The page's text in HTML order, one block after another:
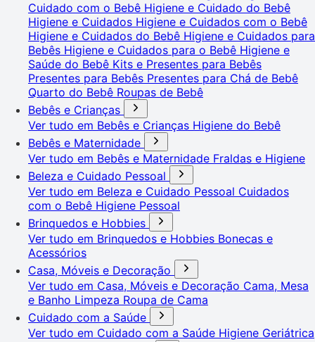
Cuidado com o Bebê Higiene e Cuidado do Bebê
Higiene e Cuidados Higiene e Cuidados com o Bebê
Higiene e Cuidados do Bebê Higiene e Cuidados para
Bebês Higiene e Cuidados para o Bebê Higiene e
Saúde do Bebê Kits e Presentes para Bebês
Presentes para Bebês Presentes para Chá de Bebê
Quarto do Bebê Roupas de Bebê
Bebês e Crianças
Ver tudo em Bebês e Crianças Higiene do Bebê
Bebês e Maternidade
Ver tudo em Bebês e Maternidade Fraldas e Higiene
Beleza e Cuidado Pessoal
Ver tudo em Beleza e Cuidado Pessoal Cuidados
com o Bebê Higiene Pessoal
Brinquedos e Hobbies
Ver tudo em Brinquedos e Hobbies Bonecas e
Acessórios
Casa, Móveis e Decoração
Ver tudo em Casa, Móveis e Decoração Cama, Mesa
e Banho Limpeza Roupa de Cama
Cuidado com a Saúde
Ver tudo em Cuidado com a Saúde Higiene Geriátrica